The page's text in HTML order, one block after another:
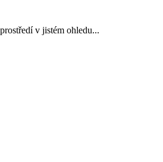
v jistém ohledu...